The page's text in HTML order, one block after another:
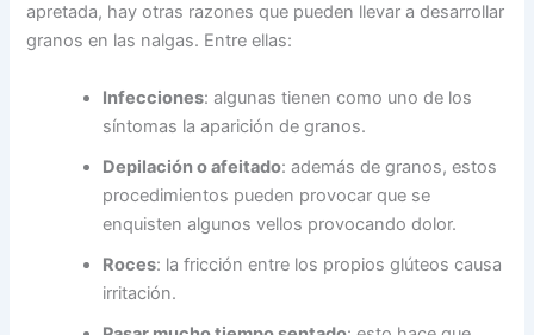
apretada, hay otras razones que pueden llevar a desarrollar
granos en las nalgas. Entre ellas:
Infecciones: algunas tienen como uno de los
síntomas la aparición de granos.
Depilación o afeitado: además de granos, estos
procedimientos pueden provocar que se
enquisten algunos vellos provocando dolor.
Roces: la fricción entre los propios glúteos causa
irritación.